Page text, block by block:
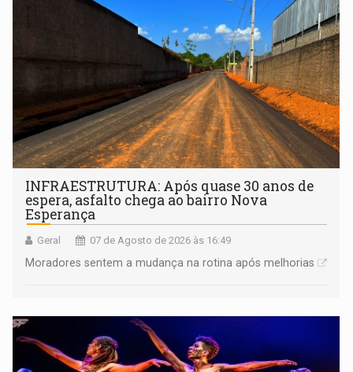
INFRAESTRUTURA: Após quase 30 anos de
espera, asfalto chega ao bairro Nova
Esperança
Geral 07 de Agosto de 2026 às 16:49
Moradores sentem a mudança na rotina após melhorias